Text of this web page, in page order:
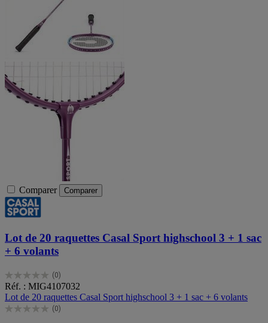
Comparer Comparer
Lot de 20 raquettes Casal Sport highschool 3 + 1 sac
+ 6 volants
(0)
0.0
sur
5
étoiles.
Réf. : MIG4107032
Lot de 20 raquettes Casal Sport highschool 3 + 1 sac + 6 volants
(0)
0.0